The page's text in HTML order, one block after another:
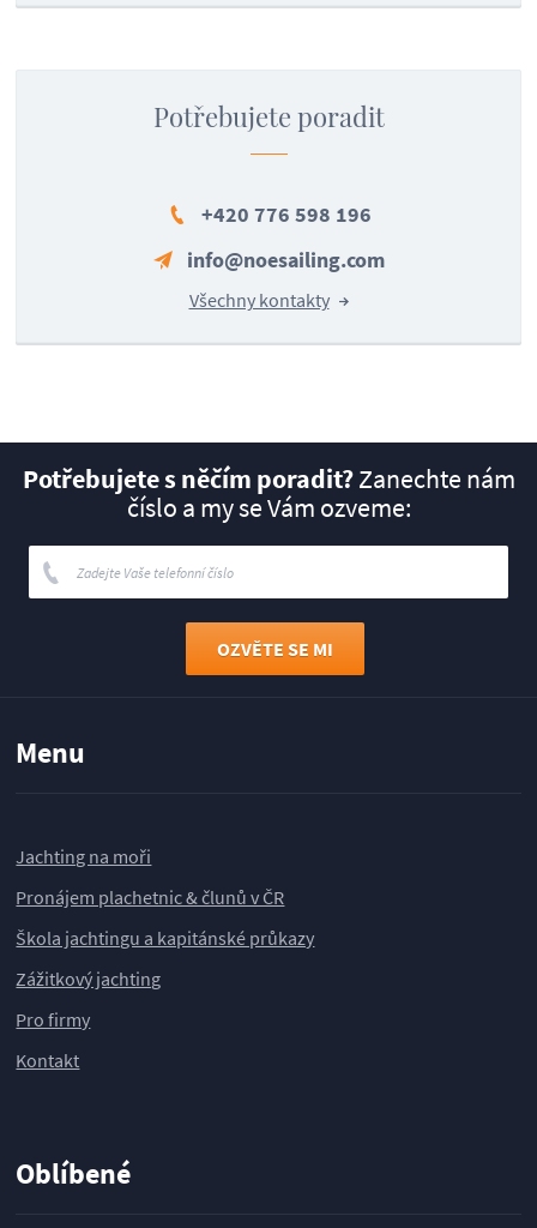
Potřebujete poradit
+420 776 598 196
info@noesailing.com
Všechny kontakty
Potřebujete s něčím poradit?Zanechte nám
číslo a my se Vám ozveme:
Menu
Jachting na moři
Pronájem plachetnic & člunů v ČR
Škola jachtingu a kapitánské průkazy
Zážitkový jachting
Pro firmy
Kontakt
Oblíbené